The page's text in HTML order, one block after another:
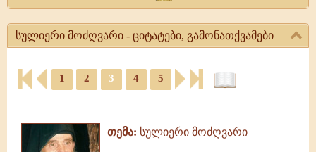
სულიერი მოძღვარი - ციტატები, გამონათქვამები
მოძღვარი
სულიერი
მოძღვარი,
გამონათქვამები
1 2 3 4 5
თემა: სულიერი მოძღვარი